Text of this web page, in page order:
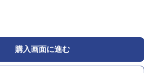
購入画面に進む